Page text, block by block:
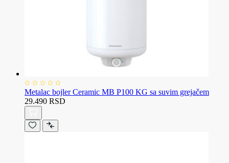
Metalac bojler Ceramic MB P100 KG sa suvim grejačem
29.490 RSD